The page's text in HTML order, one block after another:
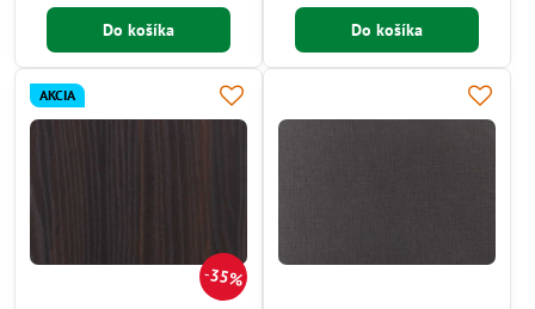
Do košíka Do košíka
35%
AKCIA